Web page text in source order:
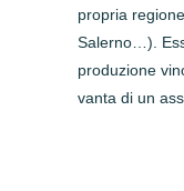
propria
Salerno…).
produzione
vanta di un